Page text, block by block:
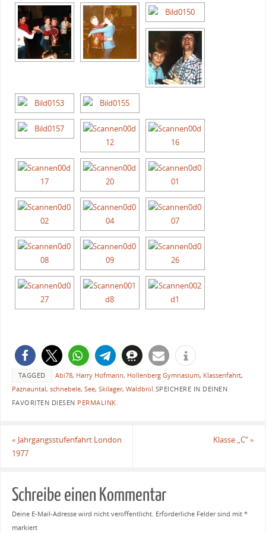
TAGGED Abi78, Harry Hofmann, Hollenberg Gymnasium, Klassenfahrt,
Paznauntal, schnebele, See, Skilager, Waldbröl.SPEICHERE IN DEINEN
FAVORITEN DIESEN PERMALINK.
« Jahrgangsstufenfahrt London
1977
Klasse „C“»
Schreibe einen Kommentar
Deine E-Mail-Adresse wird nicht veröffentlicht. Erforderliche Felder sind mit *
markiert